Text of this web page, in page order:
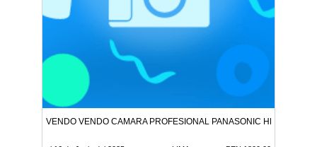
VENDO VENDO CAMARA PROFESIONAL PANASONIC HDC-HS900